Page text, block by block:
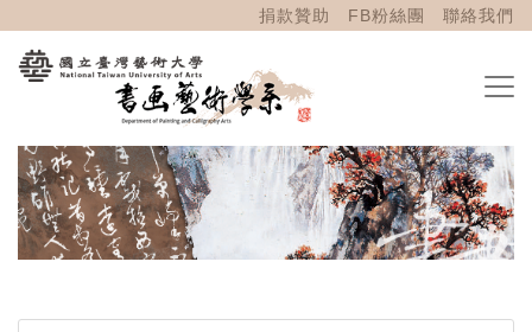
捐款贊助 FB粉絲團 聯絡我們